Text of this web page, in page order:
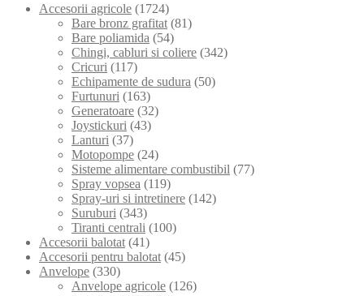
Accesorii agricole (1724)
Bare bronz grafitat (81)
Bare poliamida (54)
Chingi, cabluri si coliere (342)
Cricuri (117)
Echipamente de sudura (50)
Furtunuri (163)
Generatoare (32)
Joystickuri (43)
Lanturi (37)
Motopompe (24)
Sisteme alimentare combustibil (77)
Spray vopsea (119)
Spray-uri si intretinere (142)
Suruburi (343)
Tiranti centrali (100)
Accesorii balotat (41)
Accesorii pentru balotat (45)
Anvelope (330)
Anvelope agricole (126)